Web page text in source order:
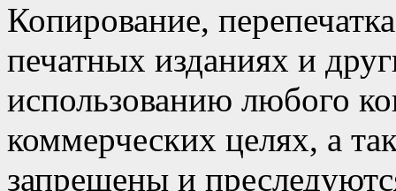
Копирование,
печатных изданиях и
использованию любого
коммерческих целях, а
запрещены и